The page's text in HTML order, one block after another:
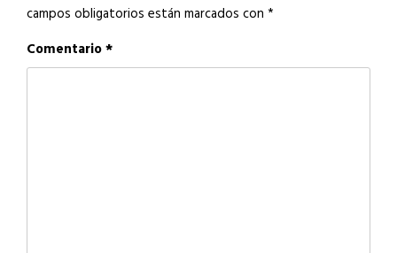
campos obligatorios están marcados con *
Comentario*